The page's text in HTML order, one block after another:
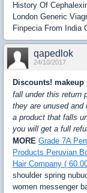
History Of
London Generic
Finpecia From India
qapedlok
24/10/2017
Discounts! makeup
fall under this return
they are unused
a product that falls
you will get a full
MORE Grade 7A
Products Peruvian
Hair Company (
shoulder spring
women messenger